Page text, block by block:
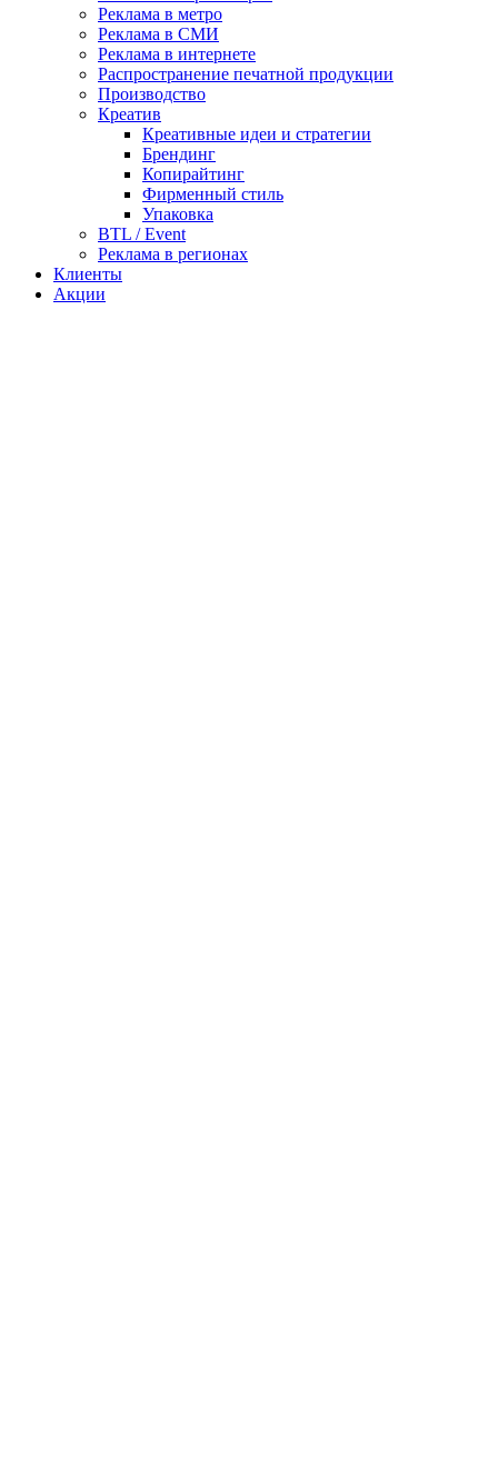
Реклама в метро
Реклама в СМИ
Реклама в интернете
Распространение печатной продукции
Производство
Креатив
Креативные идеи и стратегии
Брендинг
Копирайтинг
Фирменный стиль
Упаковка
BTL / Event
Реклама в регионах
Клиенты
Акции